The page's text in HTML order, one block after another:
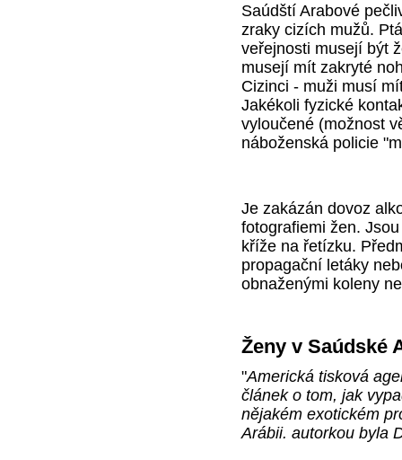
Saúdští Arabové
zraky cizích mužů.
veřejnosti musejí být
musejí mít zakryté
Cizinci - muži musí
Jakékoli fyzické
vyloučené (možnost
náboženská policie
Je zakázán dovoz
fotografiemi žen.
kříže na řetízku.
propagační letáky
obnaženými koleny
Ženy v Saúdské
"Americká tisková
článek o tom, jak
nějakém exotickém
Arábii. autorkou byla